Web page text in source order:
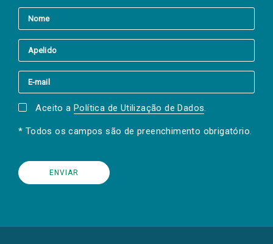
Aceito a Política de Utilização de Dados.
* Todos os campos são de preenchimento obrigatório.